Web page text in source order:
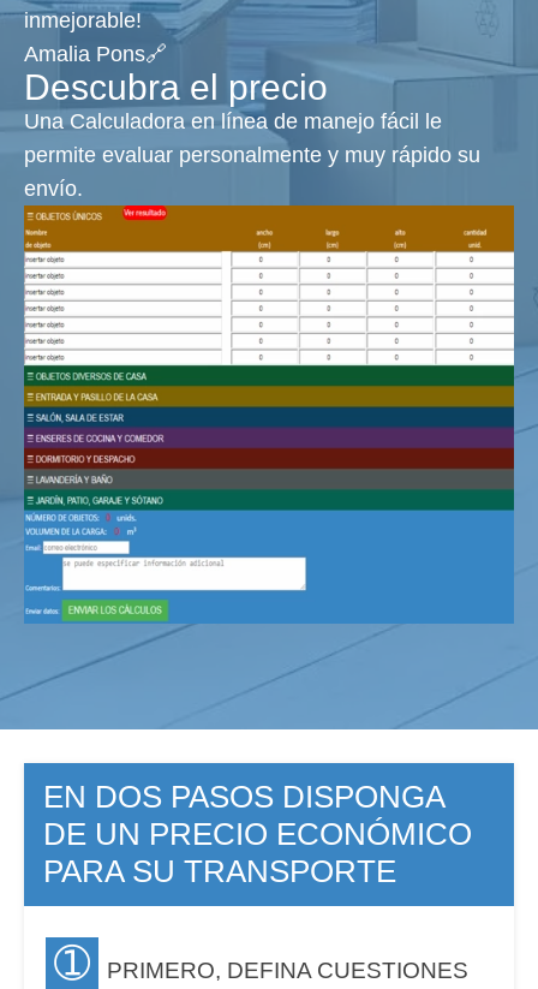
inmejorable!
Amalia Pons🔗
Descubra el precio
Una Calculadora en línea de manejo fácil le
permite evaluar personalmente y muy rápido su
envío.
EN DOS PASOS DISPONGA
DE UN PRECIO ECONÓMICO
PARA SU TRANSPORTE
➀
PRIMERO, DEFINA CUESTIONES